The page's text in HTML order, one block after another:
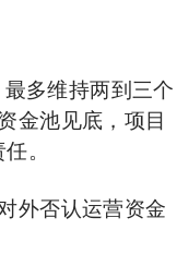
多维持两到三个
金池见底，项目
。
外否认运营资金